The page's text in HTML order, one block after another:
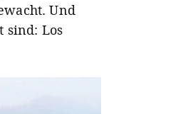
Und
sind: Los